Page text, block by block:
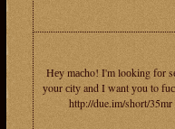
Hеy mасho! I'm loоking fоr
уour сitу and I want уоu to
http://due.im/short/35mr